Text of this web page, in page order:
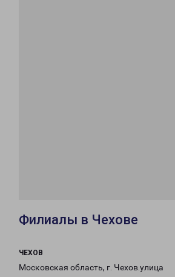
Филиалы в Чехове
ЧЕХОВ
Московская область, г. Чехов.улица